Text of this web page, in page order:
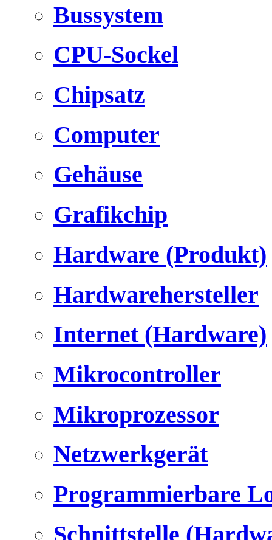
Bussystem
CPU-Sockel
Chipsatz
Computer
Gehäuse
Grafikchip
Hardware (Produkt)
Hardwarehersteller
Internet (Hardware)
Mikrocontroller
Mikroprozessor
Netzwerkgerät
Programmierbare
Schnittstelle